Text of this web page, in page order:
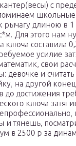
с
длиною в 1
Для этого нам
ключа составила
усилие
свои
девочке и
на другой
до достижения
ключа
и тянешь,
в 2500 р за